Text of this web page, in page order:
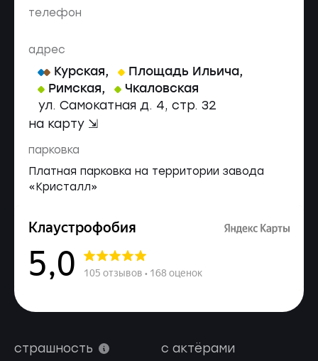
телефон
адрес
Курская, Площадь Ильича,
Римская, Чкаловская
ул. Самокатная д. 4, стр. 32
на карту ⇲
парковка
Платная парковка на территории завода
«Кристалл»
страшность
с актёрами